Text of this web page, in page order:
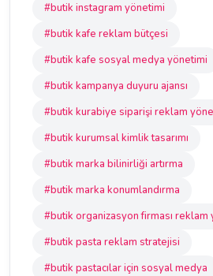
#butik instagram yönetimi
#butik kafe reklam bütçesi
#butik kafe sosyal medya yönetimi
#butik kampanya duyuru ajansı
#butik kurabiye siparişi reklam
#butik kurumsal kimlik tasarımı
#butik marka bilinirliği artırma
#butik marka konumlandırma
#butik organizasyon firması reklam
#butik pasta reklam stratejisi
#butik pastacılar için sosyal medya